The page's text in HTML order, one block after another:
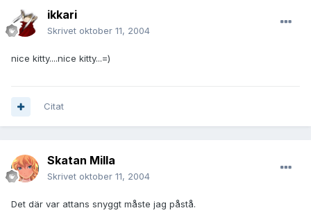
ikkari
Skrivet oktober 11, 2004
nice kitty....nice kitty...=)
Citat
Skatan Milla
Skrivet oktober 11, 2004
Det där var attans snyggt måste jag påstå.